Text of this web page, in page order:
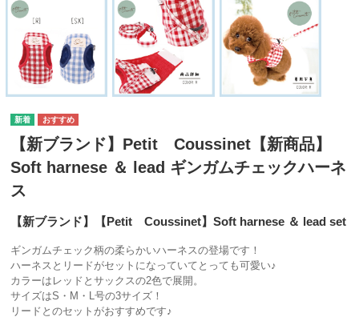
【新ブランド】Petit Coussinet【新商品】
Soft harnese ＆ lead ギンガムチェックハーネ
ス
【新ブランド】【Petit Coussinet】Soft harnese ＆ lead set
ギンガムチェック柄の柔らかいハーネスの登場です！
ハーネスとリードがセットになっていてとっても可愛い♪
カラーはレッドとサックスの2色で展開。
サイズはS・M・L号の3サイズ！
リードとのセットがおすすめです♪